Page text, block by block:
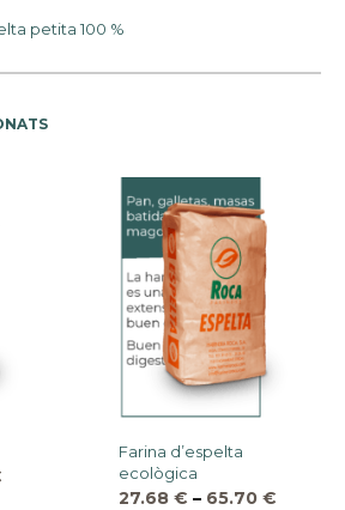
petita 100 %
Farina d’espelta
ecològica
27.68 € – 65.70 €